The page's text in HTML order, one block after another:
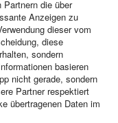
die über
Anzeigen zu
dieser vom
diese
sondern
basieren
nicht gerade, sondern
Partner respektiert
übertragenen Daten im